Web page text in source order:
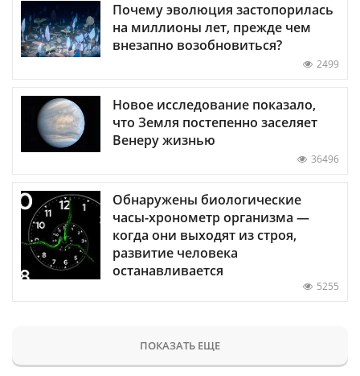
Почему эволюция застопорилась
на миллионы лет, прежде чем
внезапно возобновиться?
2499
Новое исследование показало,
что Земля постепенно заселяет
Венеру жизнью
36496
Обнаружены биологические
часы-хронометр организма —
когда они выходят из строя,
развитие человека
останавливается
5255
ПОКАЗАТЬ ЕЩЕ